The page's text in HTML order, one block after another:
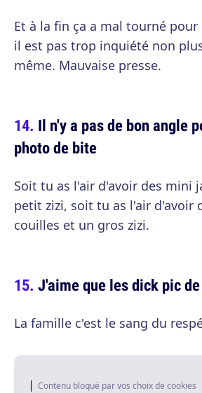
Et à la fin ça a mal tourné pour
il est pas trop inquiété non
même. Mauvaise presse.
Il n'y a pas de bon angle
photo de bite
Soit tu as l'air d'avoir des mini
petit zizi, soit tu as l'air d'avoir
couilles et un gros zizi.
J'aime que les dick pic
La famille c'est le sang du
Contenu bloqué par vos choix de cookies